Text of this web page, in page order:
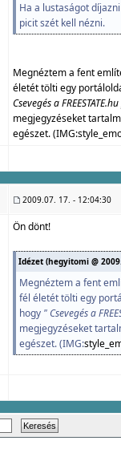
Ha a lustaságot
picit szét kell nézni.
Megnéztem a fent
életét tölti egy
Csevegés a
megjegyzéseket
egészet. (IMG:
2009.07. 17. - 12:04:30
Ön dönt!
Idézet (hegyitomi @
Megnéztem a fent
fél életét tölti egy
hogy " Csevegés a
megjegyzéseket
egészet. (IMG: